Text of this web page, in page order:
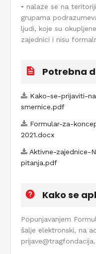
• nalaze se na
grupama
ljudi, koje su
zajednici i nisu
Potrebna
Kako-se-prijaviti-
smernice.pdf
Formular-za-
2021.docx
Aktivne-zajednice-
pitanja.pdf
Kako se
Popunjavanjem
šalje elektronski, na